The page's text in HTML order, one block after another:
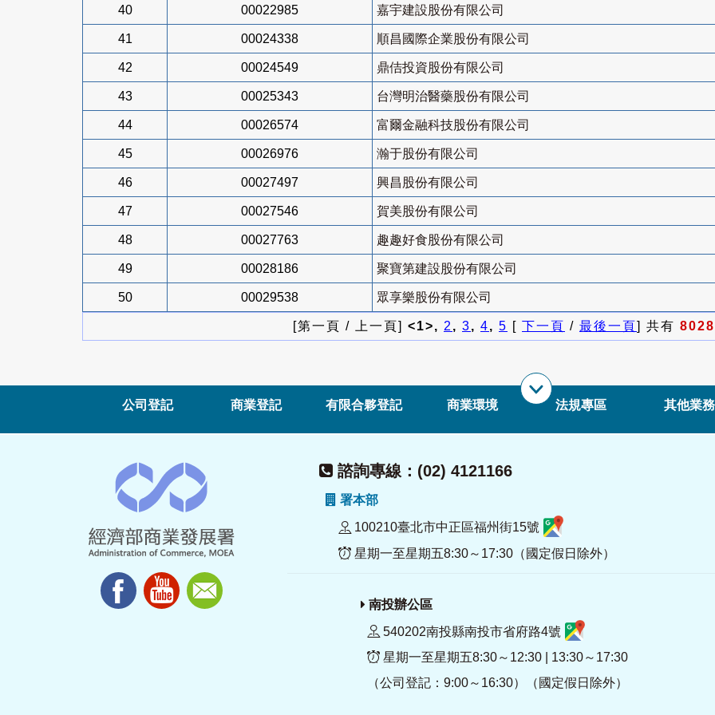
40 00022985 嘉宇建設股份有限公司
41 00024338 順昌國際企業股份有限公司
42 00024549 鼎佶投資股份有限公司
43 00025343 台灣明治醫藥股份有限公司
44 00026574 富爾金融科技股份有限公司
45 00026976 瀚于股份有限公司
46 00027497 興昌股份有限公司
47 00027546 賀美股份有限公司
48 00027763 趣趣好食股份有限公司
49 00028186 聚寶第建設股份有限公司
50 00029538 眾享樂股份有限公司
[第一頁 / 上一頁] <1>, 2, 3, 4, 5 [ 下一頁 / 最後一頁] 共有 8028
公司登記 商業登記 有限合夥登記 商業環境 法規專區 其他業務
諮詢專線：(02) 4121166
署本部
100210臺北市中正區福州街15號
星期一至星期五8:30～17:30（國定假日除外）
南投辦公區
540202南投縣南投市省府路4號
星期一至星期五8:30～12:30 | 13:30～17:30
（公司登記：9:00～16:30）（國定假日除外）